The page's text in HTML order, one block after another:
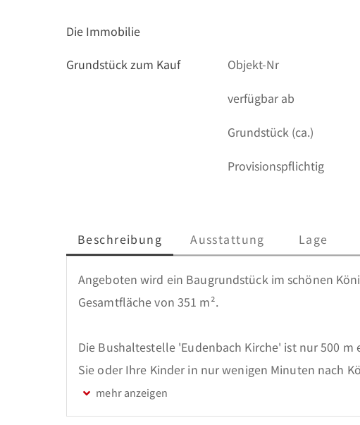
Die Immobilie
Grundstück zum Kauf
Objekt-Nr
verfügbar ab
Grundstück (ca.)
Provisionspflichtig
Beschreibung Ausstattung Lage
Angeboten wird ein Baugrundstück im schönen
Gesamtfläche von 351 m².
Die Bushaltestelle 'Eudenbach Kirche' ist nur 500
Sie oder Ihre Kinder in nur wenigen Minuten nach
Asbach, Buchholz oder Neustadt. Die Busse fahren
Fahrpläne und Lininen-Netz haben wir für Sie